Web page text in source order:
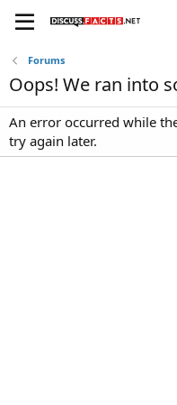
Forums
Oops! We ran into
An error occurred while
try again later.